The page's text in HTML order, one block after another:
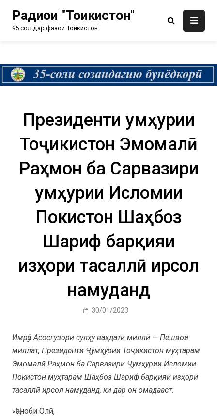
Радиои "Тоҷикистон"
95 сол дар фазои Тоҷикистон
Президенти Ҷумҳурии
Тоҷикистон Эмомалӣ
Раҳмон ба Сарвазири
Ҷумҳурии Исломии
Покистон Шаҳбоз
Шариф барқияи
изҳори тасаллӣ ирсол
намуданд
30/01/2023
Имрӯз Асосгузори сулҳу ваҳдати миллӣ — Пешвои
миллат, Президенти Ҷумҳурии Тоҷикистон муҳтарам
Эмомалӣ Раҳмон ба Сарвазири Ҷумҳурии Исломии
Покистон муҳтарам Шаҳбоз Шариф барқияи изҳори
тасаллӣ ирсол намуданд, ки дар он омадааст:
«Ҷаноби Олӣ,